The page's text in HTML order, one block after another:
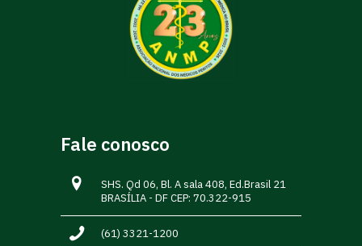
Fale conosco
SHS. Qd 06, Bl. A sala 408, Ed.Brasil 21
BRASÍLIA - DF CEP: 70.322-915
(61) 3321-1200